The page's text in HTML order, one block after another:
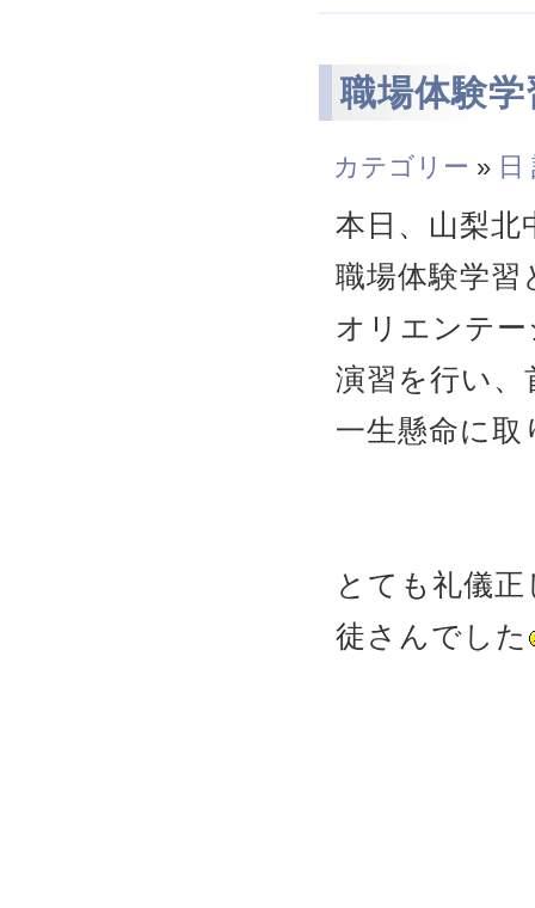
職場体験
カテゴリー » 日
本日、山梨北
職場体験学
オリエンテ
演習を行い
一生懸命に
とても礼儀
徒さんでした